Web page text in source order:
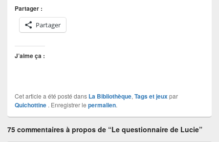
Partager :
Partager
J’aime ça :
Cet article a été posté dans La Bibliothèque, Tags et jeux par
Quichottine . Enregistrer le permalien.
75 commentaires à propos de “Le questionnaire de Lucie”